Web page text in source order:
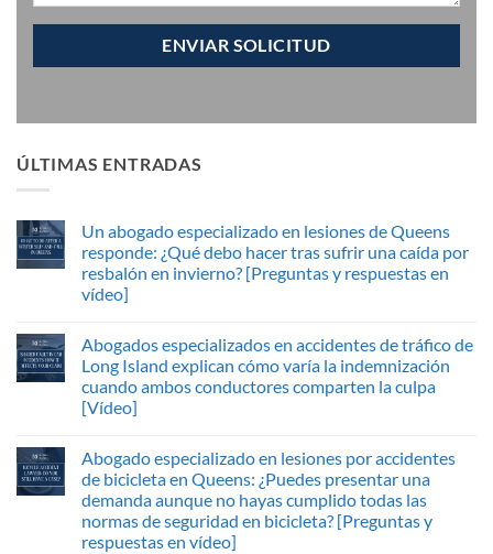
ÚLTIMAS ENTRADAS
Un abogado especializado en lesiones de Queens
responde: ¿Qué debo hacer tras sufrir una caída por
resbalón en invierno? [Preguntas y respuestas en
vídeo]
Abogados especializados en accidentes de tráfico de
Long Island explican cómo varía la indemnización
cuando ambos conductores comparten la culpa
[Vídeo]
Abogado especializado en lesiones por accidentes
de bicicleta en Queens: ¿Puedes presentar una
demanda aunque no hayas cumplido todas las
normas de seguridad en bicicleta? [Preguntas y
respuestas en vídeo]